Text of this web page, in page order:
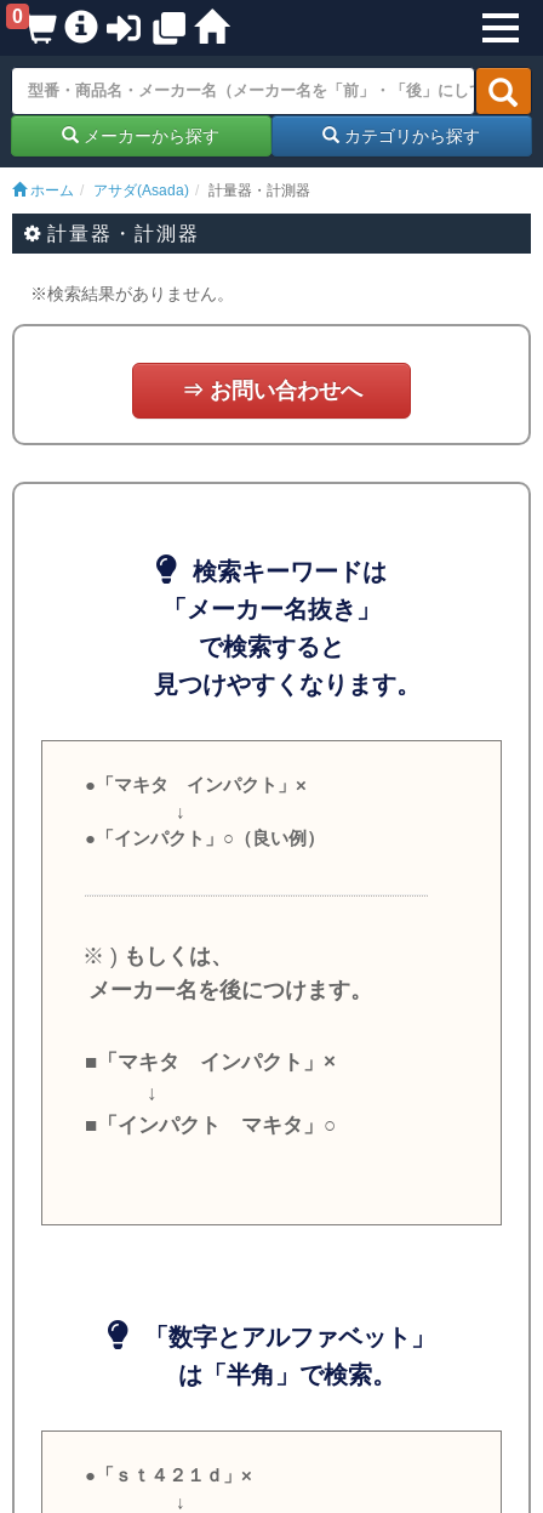
0
メーカーから探す カテゴリから探す
ホーム アサダ(Asada) 計量器・計測器
計量器・計測器
※検索結果がありません。
⇒ お問い合わせへ
検索キーワードは
「メーカー名抜き」
で検索すると
見つけやすくなります。
●「マキタ インパクト」×
↓
●「インパクト」○（良い例）
※ ) もしくは、
メーカー名を後につけます。
■「マキタ インパクト」×
↓
■「インパクト マキタ」○
「数字とアルファベット」
は「半角」で検索。
●「ｓｔ４２１ｄ」×
↓